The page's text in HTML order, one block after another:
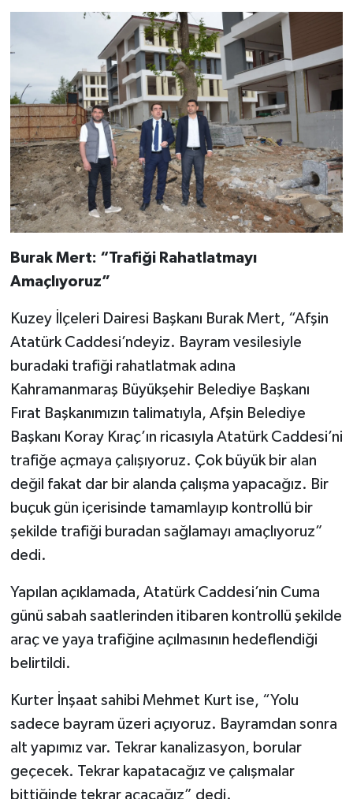
Burak Mert: “Trafiği Rahatlatmayı
Amaçlıyoruz”
Kuzey İlçeleri Dairesi Başkanı Burak Mert, “Afşin
Atatürk Caddesi’ndeyiz. Bayram vesilesiyle
buradaki trafiği rahatlatmak adına
Kahramanmaraş Büyükşehir Belediye Başkanı
Fırat Başkanımızın talimatıyla, Afşin Belediye
Başkanı Koray Kıraç’ın ricasıyla Atatürk Caddesi’ni
trafiğe açmaya çalışıyoruz. Çok büyük bir alan
değil fakat dar bir alanda çalışma yapacağız. Bir
buçuk gün içerisinde tamamlayıp kontrollü bir
şekilde trafiği buradan sağlamayı amaçlıyoruz”
dedi.
Yapılan açıklamada, Atatürk Caddesi’nin Cuma
günü sabah saatlerinden itibaren kontrollü şekilde
araç ve yaya trafiğine açılmasının hedeflendiği
belirtildi.
Kurter İnşaat sahibi Mehmet Kurt ise, “Yolu
sadece bayram üzeri açıyoruz. Bayramdan sonra
alt yapımız var. Tekrar kanalizasyon, borular
geçecek. Tekrar kapatacağız ve çalışmalar
bittiğinde tekrar açacağız” dedi.